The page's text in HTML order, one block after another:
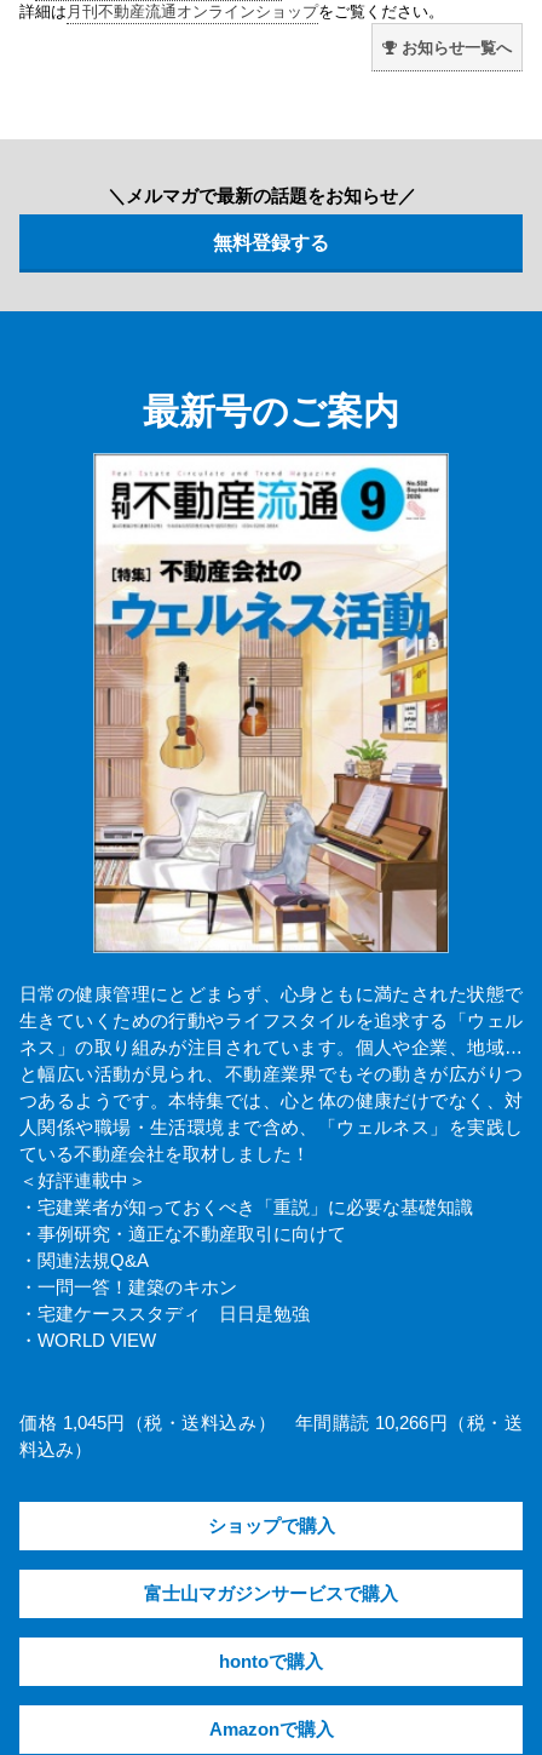
詳細は 月刊不動産流通オンラインショップをご覧ください。
お知らせ一覧へ
＼メルマガで最新の話題をお知らせ／
最新号のご案内
日常の健康管理にとどまらず、心身ともに満たされた状態で
生きていくための行動やライフスタイルを追求する「ウェル
ネス」の取り組みが注目されています。個人や企業、地域…
と幅広い活動が見られ、不動産業界でもその動きが広がりつ
つあるようです。本特集では、心と体の健康だけでなく、対
人関係や職場・生活環境まで含め、「ウェルネス」を実践し
ている不動産会社を取材しました！
＜好評連載中＞
・宅建業者が知っておくべき「重説」に必要な基礎知識
・事例研究・適正な不動産取引に向けて
・関連法規Q&A
・一問一答！建築のキホン
・宅建ケーススタディ 日日是勉強
・WORLD VIEW
価格 1,045円（税・送料込み） 年間購読 10,266円（税・送
料込み）
ショップで購入
富士山マガジンサービスで購入
hontoで購入
Amazonで購入